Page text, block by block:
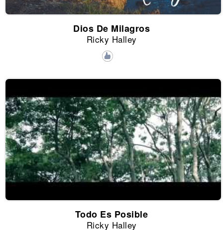
Dios De Milagros
Ricky Halley
Todo Es Posible
Ricky Halley